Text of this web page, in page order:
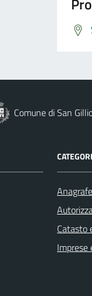
Comune di San
Catasto
Imprese